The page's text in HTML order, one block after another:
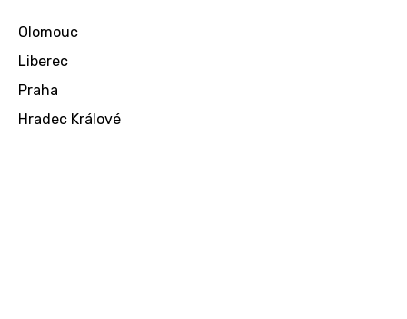
Olomouc
Liberec
Praha
Hradec Králové